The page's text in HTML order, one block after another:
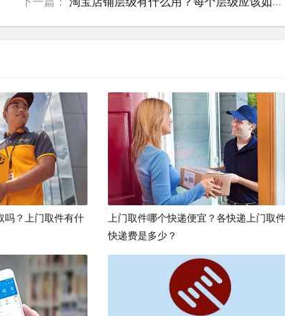
吗？上门取件有什
上门取件哪个快递便宜？各快递上门取件
快递费是多少？